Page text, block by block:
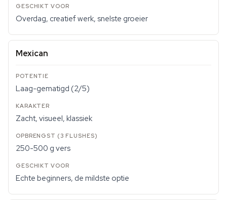
Overdag, creatief werk, snelste groeier
Mexican
Laag-gematigd (2/5)
Zacht, visueel, klassiek
250-500 g vers
Echte beginners, de mildste optie